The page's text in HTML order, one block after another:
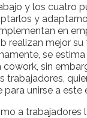
y los cuatro
y
en
realizan mejor
se
sin
trabajadores,
unirse a este
a trabajadores